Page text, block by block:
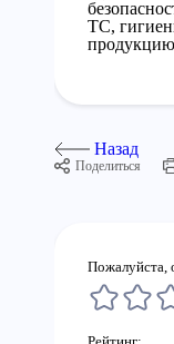
ТС,
Назад
Поделиться
Пожалуйста,